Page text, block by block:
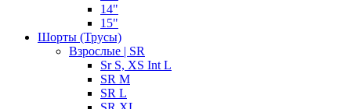
14"
15"
Шорты (Трусы)
Взрослые | SR
Sr S, XS Int L
SR M
SR L